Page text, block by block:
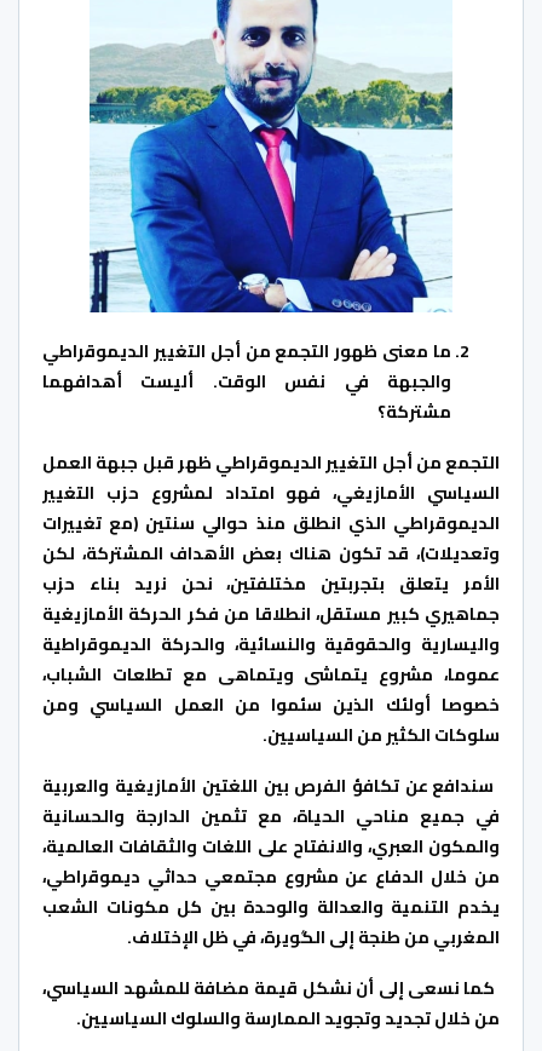
ما معنى ظهور التجمع من أجل التغيير الديموقراطي
والجبهة في نفس الوقت. أليست أهدافهما
مشتركة؟
التجمع من أجل التغيير الديموقراطي ظهر قبل جبهة العمل
السياسي الأمازيغي، فهو امتداد لمشروع حزب التغيير
الديموقراطي الذي انطلق منذ حوالي سنتين (مع تغييرات
وتعديلات)، قد تكون هناك بعض الأهداف المشتركة، لكن
الأمر يتعلق بتجربتين مختلفتين، نحن نريد بناء حزب
جماهيري كبير مستقل، انطلاقا من فكر الحركة الأمازيغية
واليسارية والحقوقية والنسائية، والحركة الديموقراطية
عموما، مشروع يتماشى ويتماهى مع تطلعات الشباب،
خصوصا أولئك الذين سئموا من العمل السياسي ومن
سلوكات الكثير من السياسيين.
سندافع عن تكافؤ الفرص بين اللغتين الأمازيغية والعربية
في جميع مناحي الحياة، مع تثمين الدارجة والحسانية
والمكون العبري، والانفتاح على اللغات والثقافات العالمية،
من خلال الدفاع عن مشروع مجتمعي حداثي ديموقراطي،
يخدم التنمية والعدالة والوحدة بين كل مكونات الشعب
المغربي من طنجة إلى الگويرة، في ظل الإختلاف.
كما نسعى إلى أن نشكل قيمة مضافة للمشهد السياسي،
من خلال تجديد وتجويد الممارسة والسلوك السياسيين.